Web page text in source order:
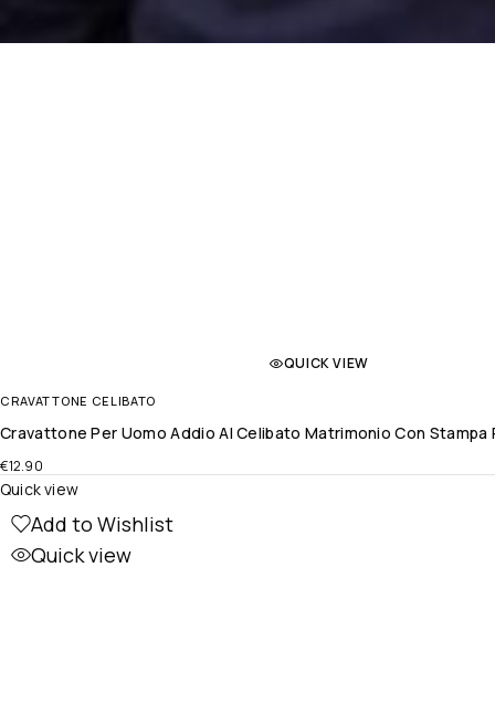
QUICK VIEW
CRAVATTONE CELIBATO
Cravattone Per Uomo Addio Al Celibato Matrimonio Con Stampa
€12.90
Add to Wishlist
Quick view
Quick view